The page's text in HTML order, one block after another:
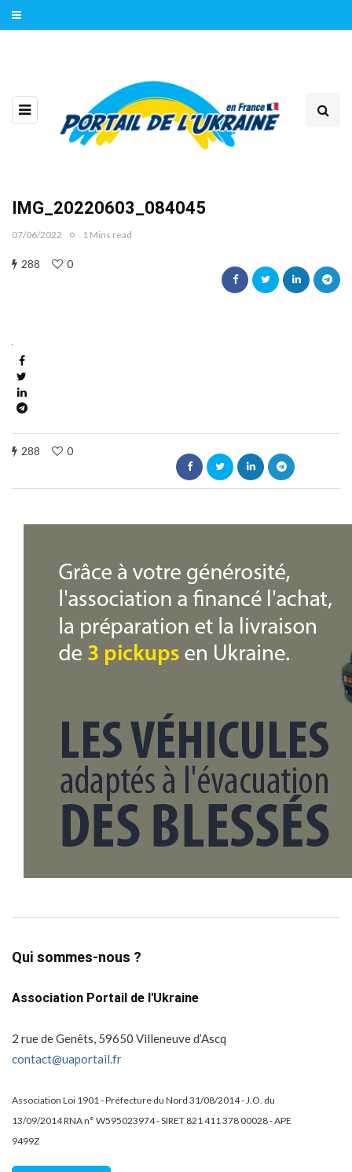
IMG_20220603_084045
07/06/2022 1 Mins read
288 0
288 0
Qui sommes-nous ?
Association Portail de l'Ukraine
2 rue de Genêts, 59650 Villeneuve d’Ascq
contact@uaportail.fr
Association Loi 1901 - Préfecture du Nord 31/08/2014 - J.O. du
13/09/2014 RNA n° W595023974 - SIRET 821 411 378 00028 - APE
9499Z